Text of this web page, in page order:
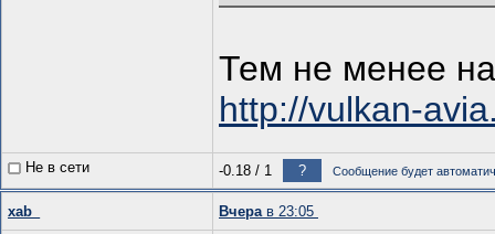
Тем не менее
http://vulkan-
Не в сети -0.18 / 1 ? Сообщение будет
xab_ Вчерав 23:05